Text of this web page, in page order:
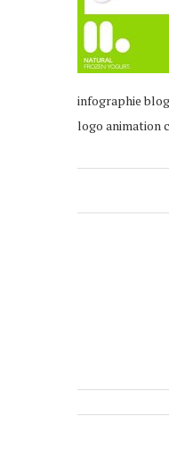
infographie
logo animation